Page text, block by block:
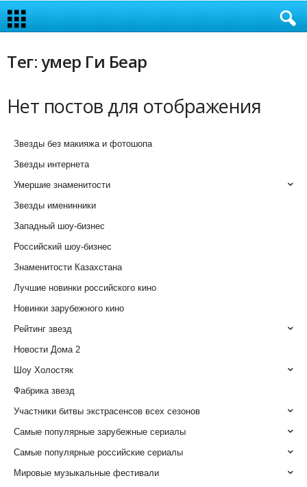
Тег: умер Ги Беар
Нет постов для отображения
Звезды без макияжа и фотошопа
Звезды интернета
Умершие знаменитости
Звезды именинники
Западный шоу-бизнес
Российский шоу-бизнес
Знаменитости Казахстана
Лучшие новинки российского кино
Новинки зарубежного кино
Рейтинг звезд
Новости Дома 2
Шоу Холостяк
Фабрика звезд
Участники битвы экстрасенсов всех сезонов
Самые популярные зарубежные сериалы
Самые популярные российские сериалы
Мировые музыкальные фестивали